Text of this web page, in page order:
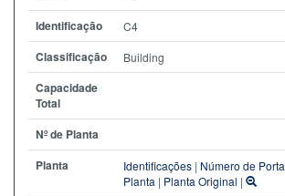
Identificação C4
Classificação Building
Capacidade
Total
Nº de Planta
Planta
Identificações | Número de Porta
Planta | Planta Original |